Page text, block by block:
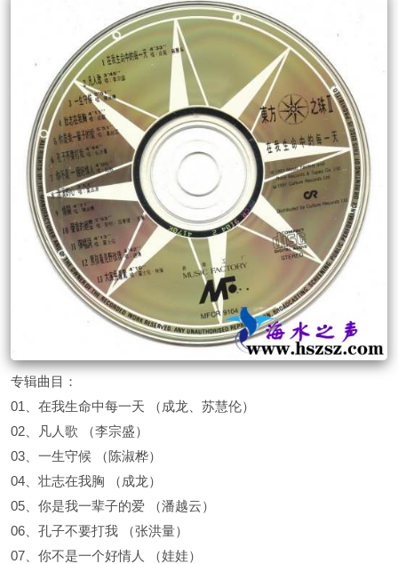
专辑曲目：
01、在我生命中每一天 （成龙、苏慧伦）
02、凡人歌 （李宗盛）
03、一生守候 （陈淑桦）
04、壮志在我胸 （成龙）
05、你是我一辈子的爱 （潘越云）
06、孔子不要打我 （张洪量）
07、你不是一个好情人 （娃娃）